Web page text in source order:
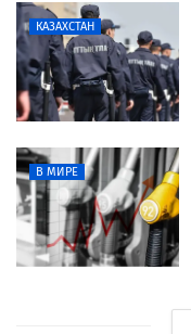
КАЗАХСТАН
В МИРЕ